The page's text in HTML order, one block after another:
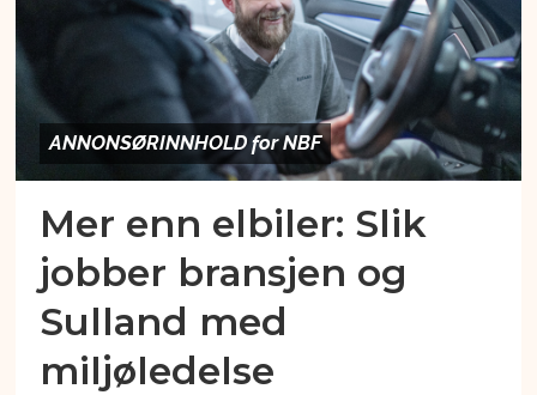
ANNONSØRINNHOLD for NBF
Mer enn elbiler: Slik
jobber bransjen og
Sulland med
miljøledelse